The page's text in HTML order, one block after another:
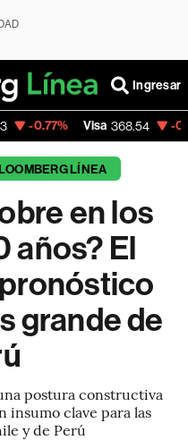
Ingresar
Visa 368.54 -0.28%
LÍNEA
en los
años? El
grande de
postura constructiva
insumo clave para las
y de Perú